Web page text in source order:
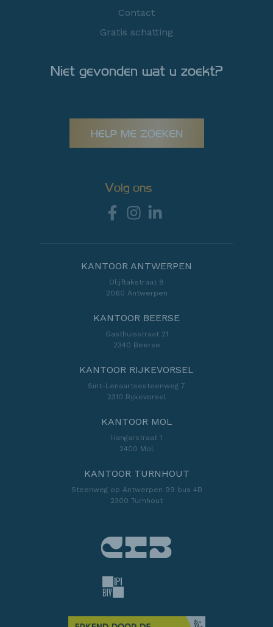
Niet gevonden wat u zoekt?
Contact
Gratis schatting
HELP ME ZOEKEN
Volg ons
KANTOOR ANTWERPEN
Olijftakstraat 8
2060 Antwerpen
KANTOOR BEERSE
Gasthuisstraat 21
2340 Beerse
KANTOOR RIJKEVORSEL
Sint-Lenaartsesteenweg 7
2310 Rijkevorsel
KANTOOR MOL
Hangarstraat 1
2400 Mol
KANTOOR TURNHOUT
Steenweg op Antwerpen 99 bus 4B
2300 Turnhout